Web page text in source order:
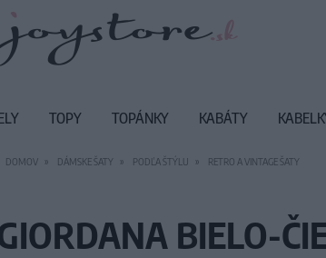
DOMOV DÁMSKE ŠATY PODĽA ŠTÝLU RETRO A VINTAGE ŠATY
BIELO-
TOPY TOPÁNKY KABÁTY